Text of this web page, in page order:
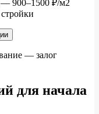
900–1500 ₽/м2
— залог
для начала